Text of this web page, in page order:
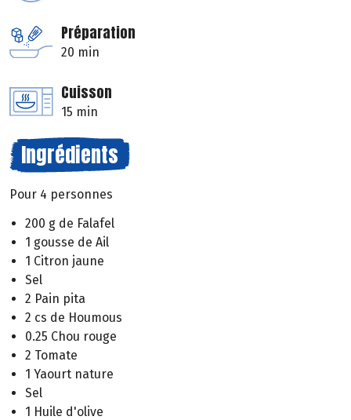
Préparation
20 min
Cuisson
15 min
Ingrédients
Pour 4 personnes
200 g de Falafel
1 gousse de Ail
1 Citron jaune
Sel
2 Pain pita
2 cs de Houmous
0.25 Chou rouge
2 Tomate
1 Yaourt nature
Sel
1 Huile d'olive